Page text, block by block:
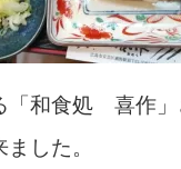
「和食処 喜作」
した。